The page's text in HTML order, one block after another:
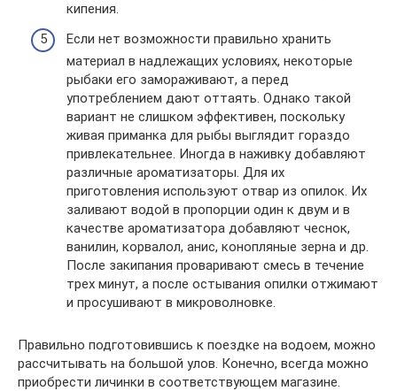
кипения.
Если нет возможности правильно хранить
материал в надлежащих условиях, некоторые
рыбаки его замораживают, а перед
употреблением дают оттаять. Однако такой
вариант не слишком эффективен, поскольку
живая приманка для рыбы выглядит гораздо
привлекательнее. Иногда в наживку добавляют
различные ароматизаторы. Для их
приготовления используют отвар из опилок. Их
заливают водой в пропорции один к двум и в
качестве ароматизатора добавляют чеснок,
ванилин, корвалол, анис, конопляные зерна и др.
После закипания проваривают смесь в течение
трех минут, а после остывания опилки отжимают
и просушивают в микроволновке.
Правильно подготовившись к поездке на водоем, можно
рассчитывать на большой улов. Конечно, всегда можно
приобрести личинки в соответствующем магазине.